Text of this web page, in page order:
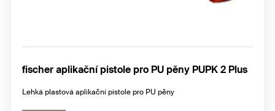
fischer aplikační pistole pro PU pěny PUPK 2 Plus
Lehká plastová aplikační pistole pro PU pěny